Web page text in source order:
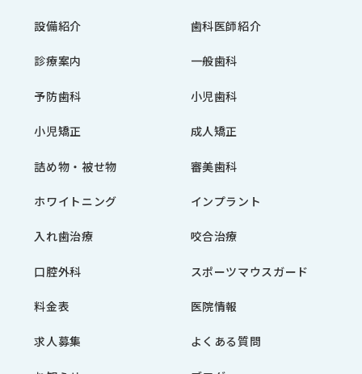
設備紹介 歯科医師紹介
診療案内 一般歯科
予防歯科 小児歯科
小児矯正 成人矯正
詰め物・被せ物 審美歯科
ホワイトニング インプラント
入れ歯治療 咬合治療
口腔外科 スポーツマウスガード
料金表 医院情報
求人募集 よくある質問